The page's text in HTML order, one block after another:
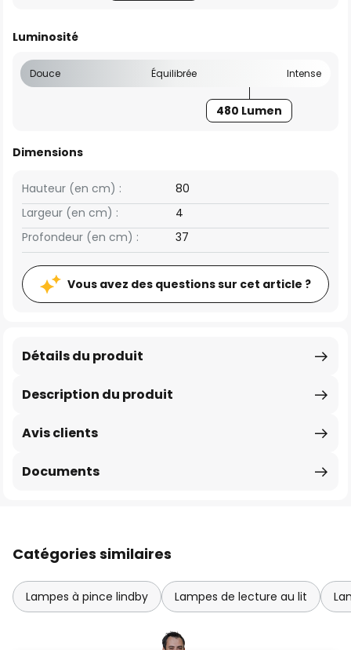
Luminosité
Douce Équilibrée Intense
480 Lumen
Dimensions
Largeur (en cm) : 4
Hauteur (en cm) : 80
Profondeur (en cm) : 37
Vous avez des questions sur cet article ?
Description du produit
Détails du produit
Avis clients
Documents
Catégories similaires
Lampes à pince lindby Lampes de lecture au lit